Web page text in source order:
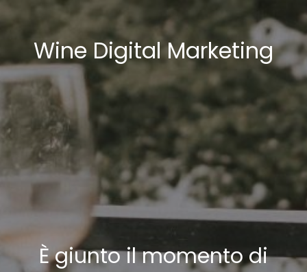
Wine Digital Marketing
È giunto il momento di